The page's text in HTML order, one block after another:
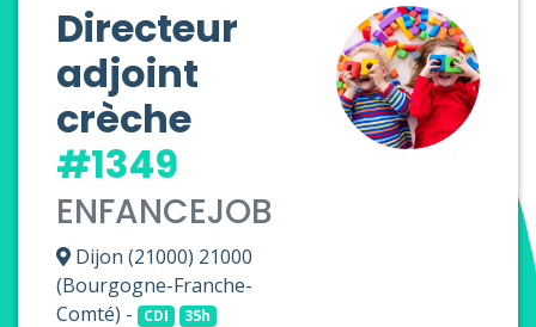
Directeur
adjoint
crèche
#1349
ENFANCEJOB
Dijon (21000) 21000
(Bourgogne-Franche-
Comté) -
CDI 35h